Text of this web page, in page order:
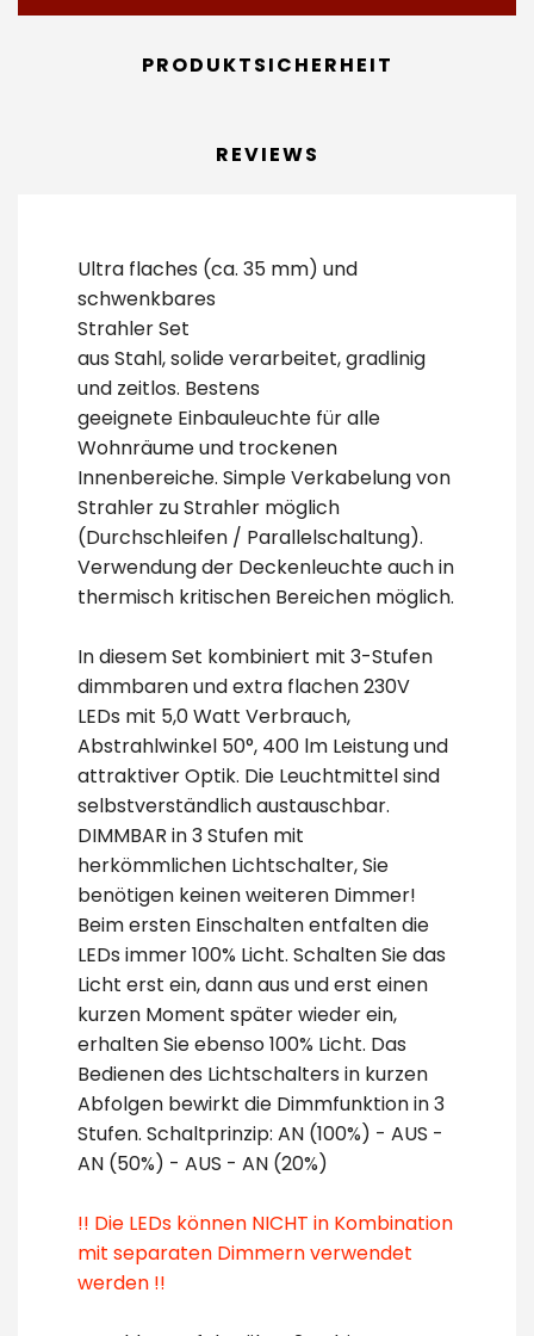
PRODUKTSICHERHEIT
REVIEWS
Ultra flaches (ca. 35 mm) und
schwenkbares
Strahler Set
aus Stahl, solide verarbeitet, gradlinig
und zeitlos. Bestens
geeignete Einbauleuchte für alle
Wohnräume und trockenen
Innenbereiche. Simple Verkabelung von
Strahler zu Strahler möglich
(Durchschleifen / Parallelschaltung).
Verwendung der Deckenleuchte auch in
thermisch kritischen Bereichen möglich.
In diesem Set kombiniert mit 3-Stufen
dimmbaren und extra flachen 230V
LEDs mit 5,0 Watt Verbrauch,
Abstrahlwinkel 50°, 400 lm Leistung und
attraktiver Optik. Die Leuchtmittel sind
selbstverständlich austauschbar.
DIMMBAR in 3 Stufen mit
herkömmlichen Lichtschalter, Sie
benötigen keinen weiteren Dimmer!
Beim ersten Einschalten entfalten die
LEDs immer 100% Licht. Schalten Sie das
Licht erst ein, dann aus und erst einen
kurzen Moment später wieder ein,
erhalten Sie ebenso 100% Licht. Das
Bedienen des Lichtschalters in kurzen
Abfolgen bewirkt die Dimmfunktion in 3
Stufen. Schaltprinzip: AN (100%) - AUS -
AN (50%) - AUS - AN (20%)
!! Die LEDs können NICHT in Kombination
mit separaten Dimmern verwendet
werden !!